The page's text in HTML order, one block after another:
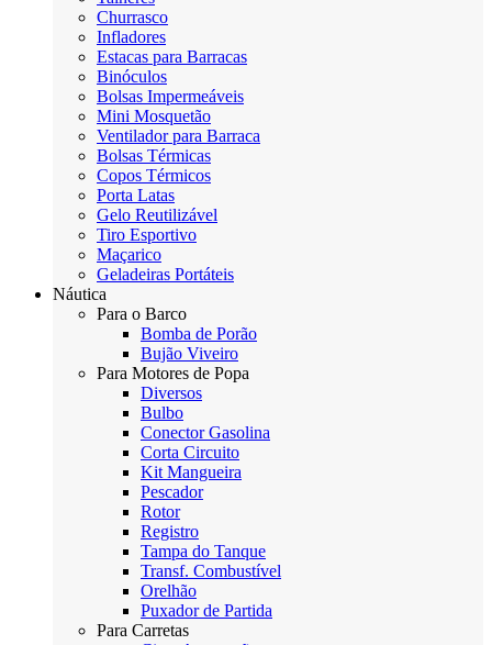
Churrasco
Infladores
Estacas para Barracas
Binóculos
Bolsas Impermeáveis
Mini Mosquetão
Ventilador para Barraca
Bolsas Térmicas
Copos Térmicos
Porta Latas
Gelo Reutilizável
Tiro Esportivo
Maçarico
Geladeiras Portáteis
Náutica
Para o Barco
Bomba de Porão
Bujão Viveiro
Para Motores de Popa
Diversos
Bulbo
Conector Gasolina
Corta Circuito
Kit Mangueira
Pescador
Rotor
Registro
Tampa do Tanque
Transf. Combustível
Orelhão
Puxador de Partida
Para Carretas